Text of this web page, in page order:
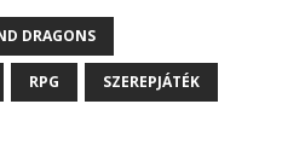
DRAGONS
RPG SZEREPJÁTÉK